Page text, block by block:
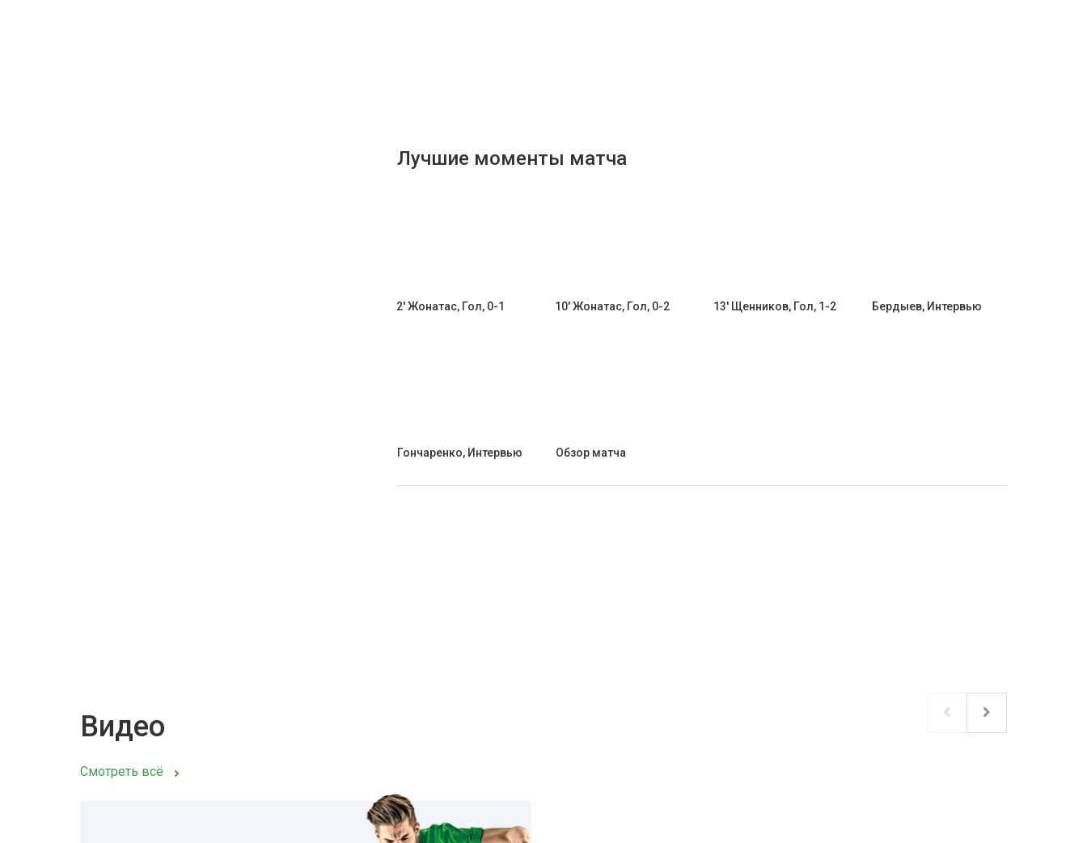
Лучшие моменты матча
2' Жонатас, Гол, 0-1 10' Жонатас, Гол, 0-2 13' Щенников, Гол, 1-2 Бердыев, Интервью
Гончаренко, Интервью Обзор матча
Видео
Смотреть всё